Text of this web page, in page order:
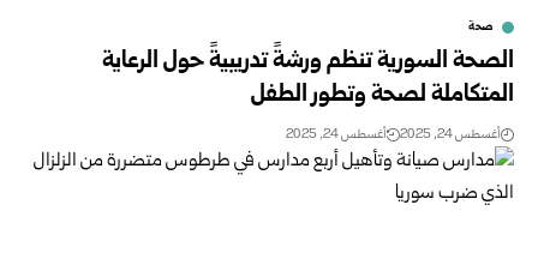
صحة
الصحة السورية تنظم ورشةً تدريبيةً حول الرعاية
المتكاملة لصحة وتطور الطفل
أغسطس 24, 2025 أغسطس 24, 2025